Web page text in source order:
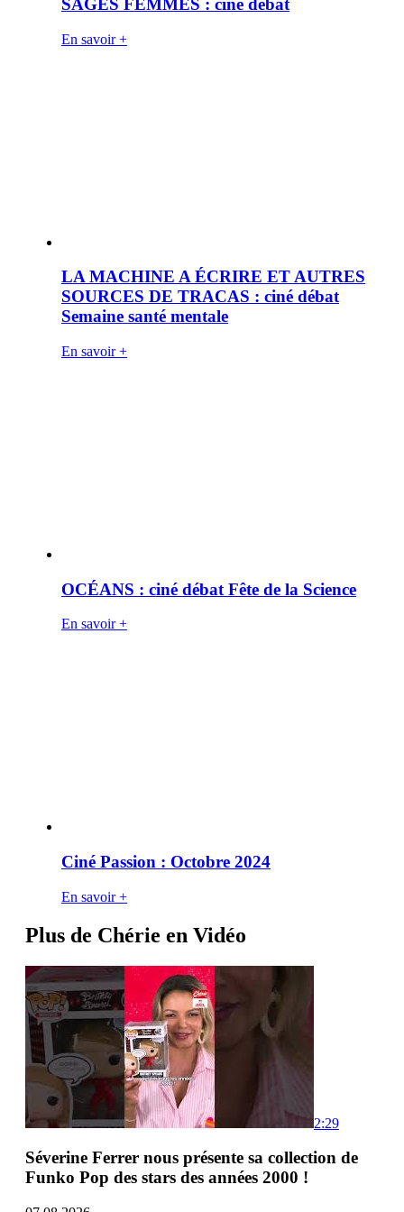
SAGES FEMMES : ciné débat
En savoir +
LA MACHINE A ÉCRIRE ET AUTRES
SOURCES DE TRACAS : ciné débat
Semaine santé mentale
En savoir +
OCÉANS : ciné débat Fête de la Science
En savoir +
Ciné Passion : Octobre 2024
En savoir +
Plus de Chérie en Vidéo
2:29
Séverine Ferrer nous présente sa collection de
Funko Pop des stars des années 2000 !